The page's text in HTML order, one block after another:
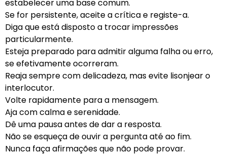
estabelecer uma base comum.
Se for persistente, aceite a crítica e registe-a.
Diga que está disposto a trocar impressões
particularmente.
Esteja preparado para admitir alguma falha ou erro,
se efetivamente ocorreram.
Reaja sempre com delicadeza, mas evite lisonjear o
interlocutor.
Volte rapidamente para a mensagem.
Aja com calma e serenidade.
Dê uma pausa antes de dar a resposta.
Não se esqueça de ouvir a pergunta até ao fim.
Nunca faça afirmações que não pode provar.